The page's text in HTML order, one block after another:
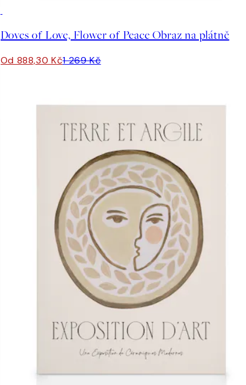
Doves of Love, Flower of Peace Obraz na plátně
Od 888,30 Kč1 269 Kč